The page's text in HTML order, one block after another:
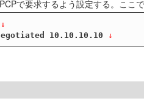
で要求するよう設定する。ここ
↓
10.10.10.10 ↓